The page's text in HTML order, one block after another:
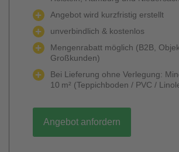
Angebot wird kurzfristig erstellt
unverbindlich & kostenlos
Mengenrabatt möglich (B2B,
Großkunden)
Bei Lieferung ohne Verlegung:
10 m² (Teppichboden / PVC /
Angebot anfordern